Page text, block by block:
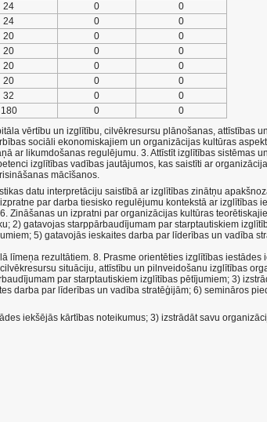
24 0
0
24 0
0
20 0
0
20 0
0
20 0
0
20 0
0
32 0
0
180 0
0
vērtību un izglītību, cilvēkresursu plānošanas, attīstības
sociāli ekonomiskajiem un organizācijas kultūras
ar likumdošanas regulējumu. 3. Attīstīt izglītības sistēmas
izglītības vadības jautājumos, kas saistīti ar
mācīšanos.
datu interpretāciju saistībā ar izglītības zinātņu
par darba tiesisko regulējumu kontekstā ar izglītības
Zināšanas un izpratni par organizācijas kultūras
2) gatavojas starppārbaudījumam par starptautiskiem
5) gatavojās ieskaites darba par līderības un vadība
līmeņa rezultātiem. 8. Prasme orientēties izglītības iestādes
situāciju, attīstību un pilnveidošanu izglītības
par starptautiskiem izglītības pētījumiem; 3)
darba par līderības un vadība stratēģijām; 6) semināros
iekšējās kārtības noteikumus; 3) izstrādāt savu